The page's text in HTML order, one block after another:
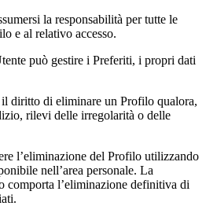
la responsabilità per tutte le
e al relativo accesso.
può gestire i Preferiti, i propri dati
il diritto di eliminare un Profilo qualora,
rilevi delle irregolarità o delle
l’eliminazione del Profilo utilizzando
nell’area personale. La
comporta l’eliminazione definitiva di